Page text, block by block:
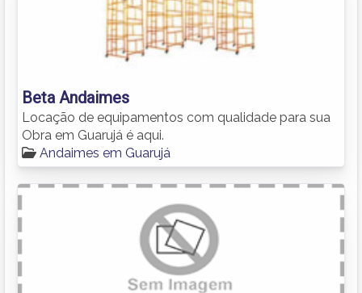
Beta Andaimes
Locação de equipamentos com qualidade para sua
Obra em Guarujá é aqui.
Andaimes em Guarujá